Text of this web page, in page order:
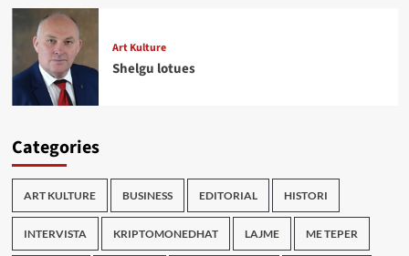
Art Kulture
Shelgu lotues
Categories
ART KULTURE BUSINESS EDITORIAL HISTORI
INTERVISTA KRIPTOMONEDHAT LAJME ME TEPER